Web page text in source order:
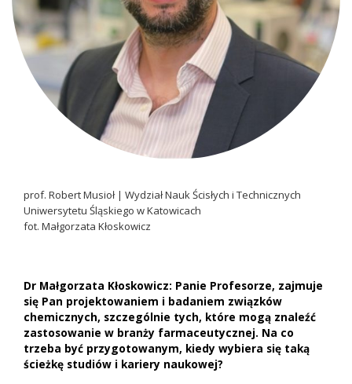
prof. Robert Musioł | Wydział Nauk Ścisłych i Technicznych
Uniwersytetu Śląskiego w Katowicach
fot. Małgorzata Kłoskowicz
Dr Małgorzata Kłoskowicz: Panie Profesorze, zajmuje
się Pan projektowaniem i badaniem związków
chemicznych, szczególnie tych, które mogą znaleźć
zastosowanie w branży farmaceutycznej. Na co
trzeba być przygotowanym, kiedy wybiera się taką
ścieżkę studiów i kariery naukowej?